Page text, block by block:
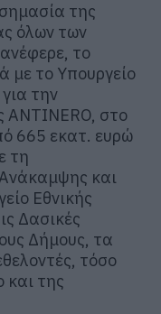
της
όλων των
το
με το Υπουργείο
την
ANTINERO, στο
665 εκατ. ευρώ
τη
και
Εθνικής
Δασικές
Δήμους, τα
τόσο
της